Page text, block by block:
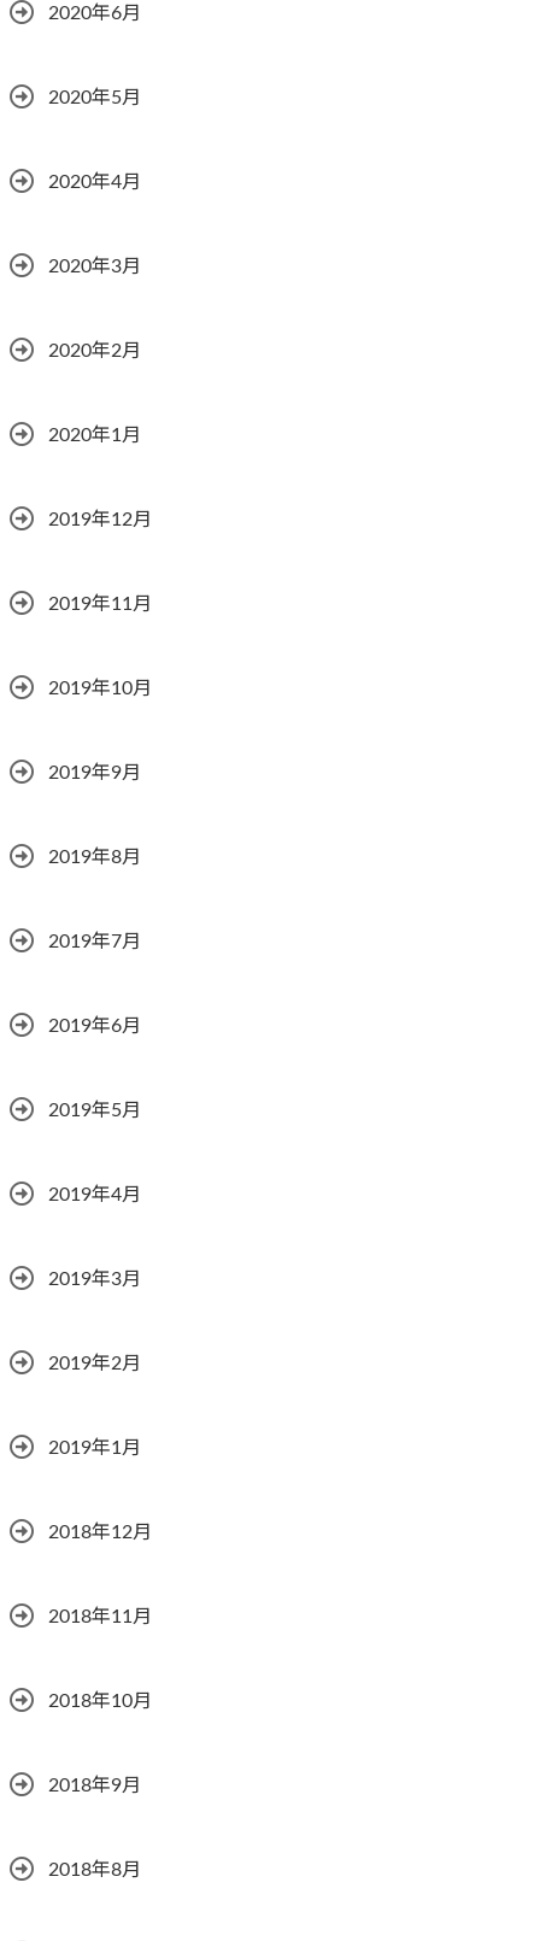
2020年6月
2020年5月
2020年4月
2020年3月
2020年2月
2020年1月
2019年12月
2019年11月
2019年10月
2019年9月
2019年8月
2019年7月
2019年6月
2019年5月
2019年4月
2019年3月
2019年2月
2019年1月
2018年12月
2018年11月
2018年10月
2018年9月
2018年8月